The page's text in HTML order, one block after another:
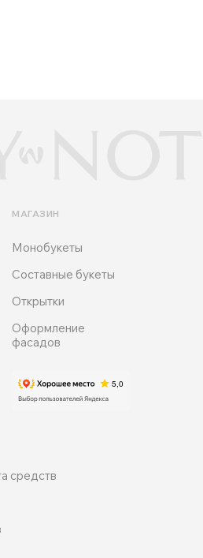
средств
МАГАЗИН
Оформление
фасадов
Монобукеты
Открытки
Составные букеты